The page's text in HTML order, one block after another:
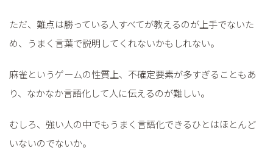
ただ、難点は勝っている人すべてが教えるのが上手でないた
め、うまく言葉で説明してくれないかもしれない。
麻雀というゲームの性質上、不確定要素が多すぎることもあ
り、なかなか言語化して人に伝えるのが難しい。
むしろ、強い人の中でもうまく言語化できるひとはほとんど
いないのでないか。